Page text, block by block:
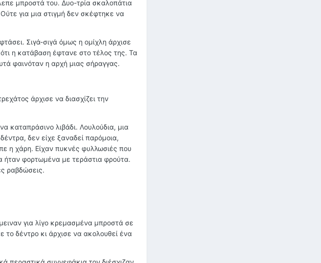
μπροστά του. Δυο-τρία σκαλοπάτια
για μια στιγμή δεν σκέφτηκε να
Σιγά-σιγά όμως η ομίχλη άρχισε
η κατάβαση έφτανε στο τέλος της. Τα
φαινόταν η αρχή μιας σήραγγας.
άρχισε να διασχίζει την
καταπράσινο λιβάδι. Λουλούδια, μια
δεν είχε ξαναδεί παρόμοια,
η χάρη. Είχαν πυκνές φυλλωσιές που
ήταν φορτωμένα με τεράστια φρούτα.
ραβδώσεις.
για λίγο κρεμασμένα μπροστά σε
το δέντρο κι άρχισε να ακολουθεί ένα